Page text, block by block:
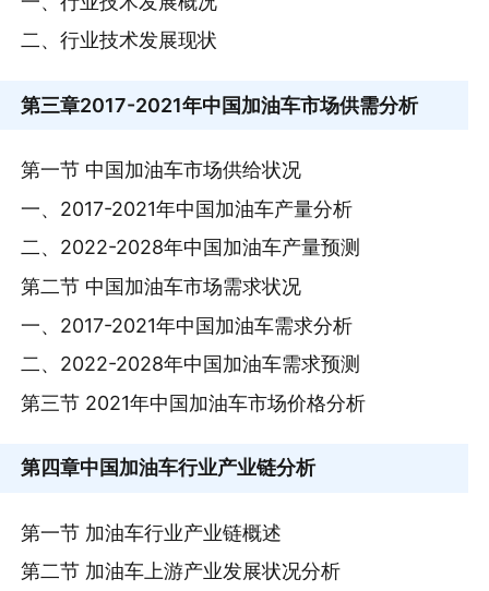
二、行业技术发展现状
第三章2017-2021年中国加油车市场供需分析
第一节 中国加油车市场供给状况
一、2017-2021年中国加油车产量分析
二、2022-2028年中国加油车产量预测
第二节 中国加油车市场需求状况
一、2017-2021年中国加油车需求分析
二、2022-2028年中国加油车需求预测
第三节 2021年中国加油车市场价格分析
第四章中国加油车行业产业链分析
第一节 加油车行业产业链概述
第二节 加油车上游产业发展状况分析